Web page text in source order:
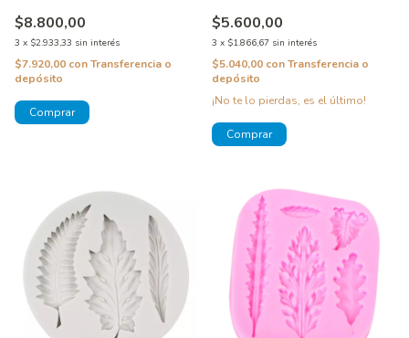
$8.800,00
3 x $2.933,33 sin interés
$7.920,00 conTransferencia o
depósito
$5.600,00
3 x $1.866,67 sin interés
$5.040,00 conTransferencia o
depósito
¡No te lo pierdas, es el último!